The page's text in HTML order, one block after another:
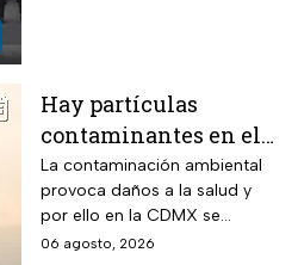
Hay partículas
contaminantes en el
ambiente; así está la
calidad del aire hoy
en CDMX
La contaminación ambiental
provoca daños a la salud y
por ello en la CDMX se
monitorea la calidad del aire
06 agosto, 2026